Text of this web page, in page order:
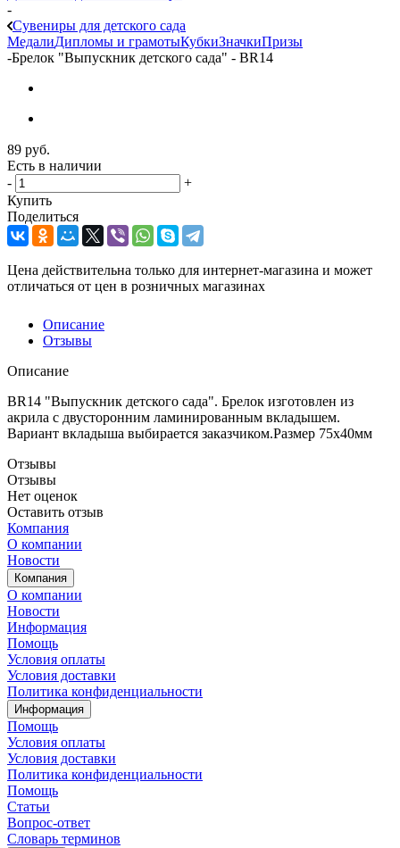
-
Сувениры для детского сада
МедалиДипломы и грамотыКубкиЗначкиПризы
-Брелок "Выпускник детского сада" - BR14
89 руб.
Есть в наличии
-
+
Купить
Поделиться
Цена действительна только для интернет-магазина и может
отличаться от цен в розничных магазинах
Описание
Отзывы
Описание
BR14 "Выпускник детского сада". Брелок изготовлен из
акрила с двусторонним ламинированным вкладышем.
Вариант вкладыша выбирается заказчиком.Размер 75х40мм
Отзывы
Отзывы
Нет оценок
Оставить отзыв
Компания
О компании
Новости
Компания
О компании
Новости
Информация
Помощь
Условия оплаты
Условия доставки
Политика конфиденциальности
Информация
Помощь
Условия оплаты
Условия доставки
Политика конфиденциальности
Помощь
Статьи
Вопрос-ответ
Словарь терминов